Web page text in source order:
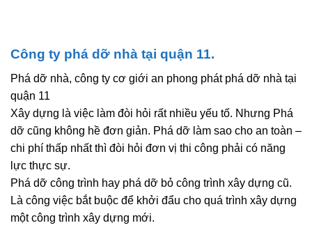
Công ty phá dỡ nhà tại quận 11.
Phá dỡ nhà, công ty cơ giới an phong phát phá dỡ nhà tại
quận 11
Xây dựng là việc làm đòi hỏi rất nhiều yếu tố. Nhưng Phá
dỡ cũng không hề đơn giản. Phá dỡ làm sao cho an toàn –
chi phí thấp nhất thì đòi hỏi đơn vị thi công phải có năng
lực thực sự.
Phá dỡ công trình hay phá dỡ bỏ công trình xây dựng cũ.
Là công việc bắt buộc để khởi đẩu cho quá trình xây dựng
một công trình xây dựng mới.